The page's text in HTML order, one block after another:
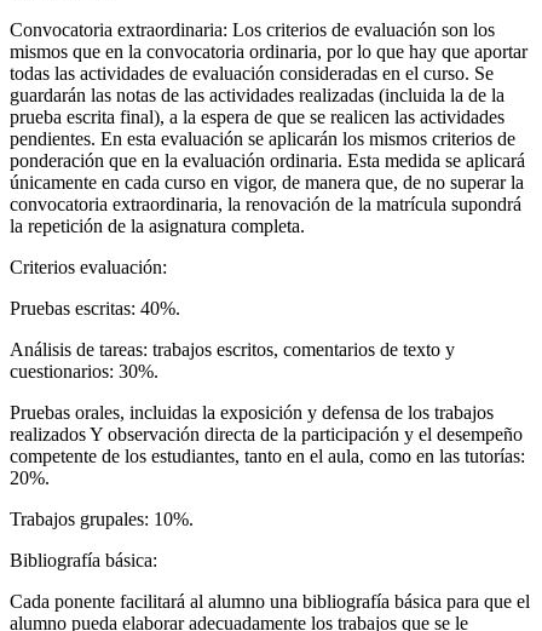
Convocatoria extraordinaria: Los criterios de evaluación son los
mismos que en la convocatoria ordinaria, por lo que hay que aportar
todas las actividades de evaluación consideradas en el curso. Se
guardarán las notas de las actividades realizadas (incluida la de la
prueba escrita final), a la espera de que se realicen las actividades
pendientes. En esta evaluación se aplicarán los mismos criterios de
ponderación que en la evaluación ordinaria. Esta medida se aplicará
únicamente en cada curso en vigor, de manera que, de no superar la
convocatoria extraordinaria, la renovación de la matrícula supondrá
la repetición de la asignatura completa.
Criterios evaluación:
Pruebas escritas: 40%.
Análisis de tareas: trabajos escritos, comentarios de texto y
cuestionarios: 30%.
Pruebas orales, incluidas la exposición y defensa de los trabajos
realizados Y observación directa de la participación y el desempeño
competente de los estudiantes, tanto en el aula, como en las tutorías:
20%.
Trabajos grupales: 10%.
Bibliografía básica:
Cada ponente facilitará al alumno una bibliografía básica para que el
alumno pueda elaborar adecuadamente los trabajos que se le